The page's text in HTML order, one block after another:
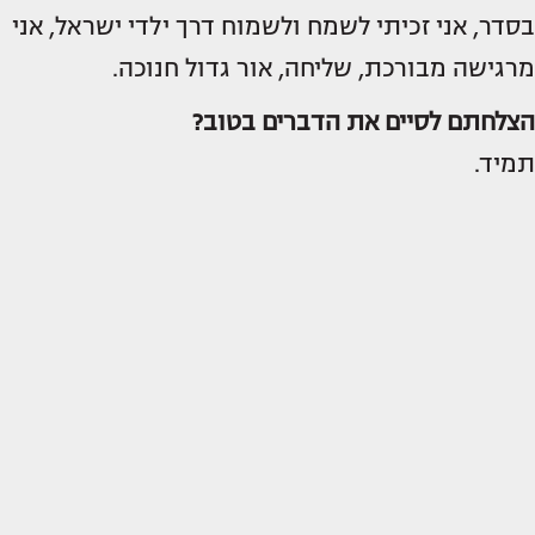
בסדר, אני זכיתי לשמח ולשמוח דרך ילדי ישראל, אני
מרגישה מבורכת, שליחה, אור גדול חנוכה.
הצלחתם לסיים את הדברים בטוב?
תמיד.